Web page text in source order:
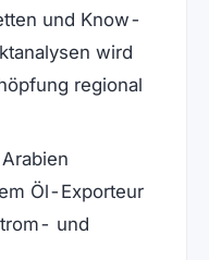
und Know-
wird
regional
Öl-Exporteur
und